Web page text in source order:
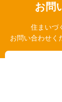
お問
住まいづ
お問い合わせく